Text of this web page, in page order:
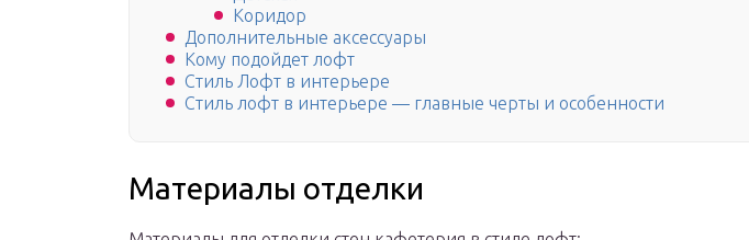
Коридор
Дополнительные аксессуары
Кому подойдет лофт
Стиль Лофт в интерьере
Стиль лофт в интерьере — главные черты и особенности
Материалы отделки